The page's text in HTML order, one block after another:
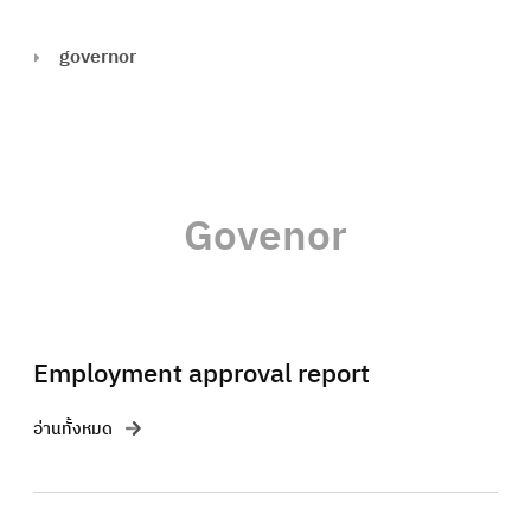
governor
Govenor
Employment approval report
อ่านทั้งหมด